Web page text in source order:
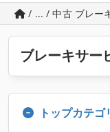
/ ... / 中古 ブレー
ブレーキサー
トップカテゴ